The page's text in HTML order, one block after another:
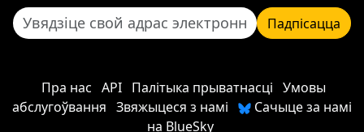
Падпісацца
Пра нас API Палітыка прыватнасці Умовы
абслугоўвання Звяжыцеся з намі
Сачыце за намі
на BlueSky